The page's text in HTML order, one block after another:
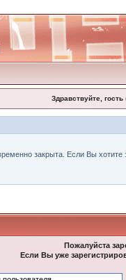
Здравствуйте, гость
закрыта. Если Вы
Пожалуйста
Если Вы уже